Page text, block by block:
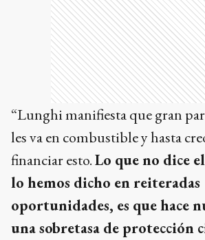
“Lunghi manifiesta que gran
les va en combustible y hasta
financiar esto.Lo que no dice
lo hemos dicho en reiteradas
oportunidades, es que hace
una sobretasa de protección